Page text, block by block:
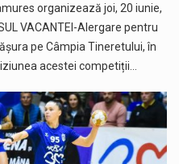
organizează joi, 20 iunie,
VACANTEI-Alergare pentru
pe Câmpia Tineretului, în
acestei competiții…